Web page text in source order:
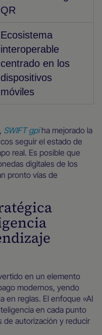
QR
Ecosistema
interoperable
centrado en los
dispositivos
móviles
SWIFT gpiha mejorado la
seguir el estado de
real. Es posible que
digitales de los
pronto vías de
en un elemento
modernos, yendo
en reglas. El enfoque «AI
en cada punto
de autorización y reducir